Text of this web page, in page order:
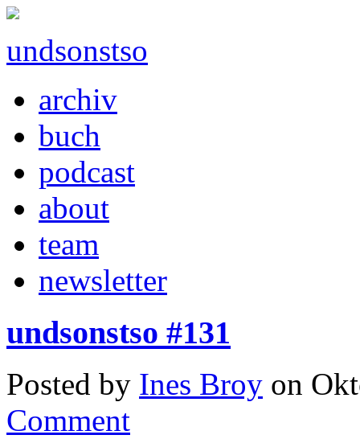
undsonstso
archiv
buch
podcast
about
team
newsletter
undsonstso #131
Posted by Ines Broy on
Comment